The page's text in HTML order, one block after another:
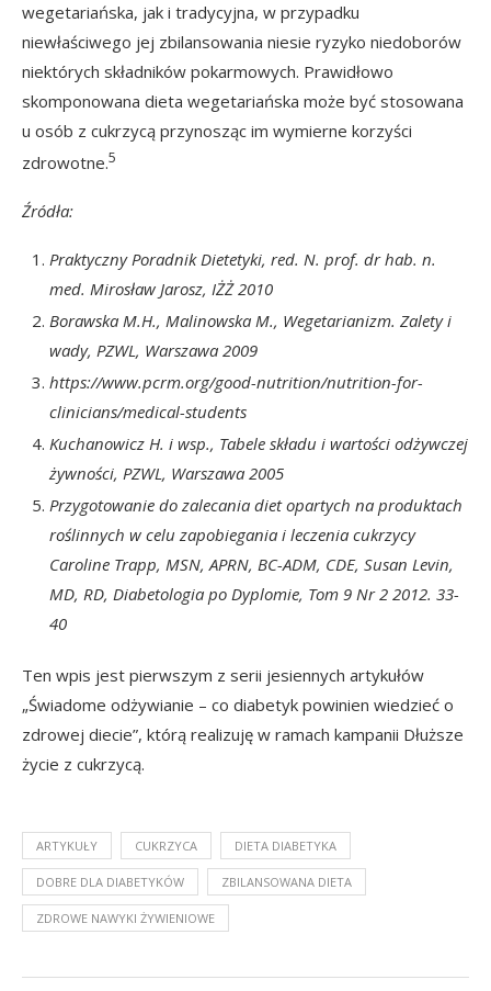
wegetariańska, jak i tradycyjna, w przypadku
niewłaściwego jej zbilansowania niesie ryzyko niedoborów
niektórych składników pokarmowych. Prawidłowo
skomponowana dieta wegetariańska może być stosowana
u osób z cukrzycą przynosząc im wymierne korzyści
zdrowotne.5
Źródła:
Praktyczny Poradnik Dietetyki, red. N. prof. dr hab. n.
med. Mirosław Jarosz, IŻŻ 2010
Borawska M.H., Malinowska M., Wegetarianizm. Zalety i
wady, PZWL, Warszawa 2009
https://www.pcrm.org/good-nutrition/nutrition-for-
clinicians/medical-students
Kuchanowicz H. i wsp., Tabele składu i wartości odżywczej
żywności, PZWL, Warszawa 2005
Przygotowanie do zalecania diet opartych na produktach
roślinnych w celu zapobiegania i leczenia cukrzycy
Caroline Trapp, MSN, APRN, BC-ADM, CDE, Susan Levin,
MD, RD, Diabetologia po Dyplomie, Tom 9 Nr 2 2012. 33-
40
Ten wpis jest pierwszym z serii jesiennych artykułów
„Świadome odżywianie – co diabetyk powinien wiedzieć o
zdrowej diecie”, którą realizuję w ramach kampanii Dłuższe
życie z cukrzycą.
ARTYKUŁY CUKRZYCA DIETA DIABETYKA
DOBRE DLA DIABETYKÓW ZBILANSOWANA DIETA
ZDROWE NAWYKI ŻYWIENIOWE